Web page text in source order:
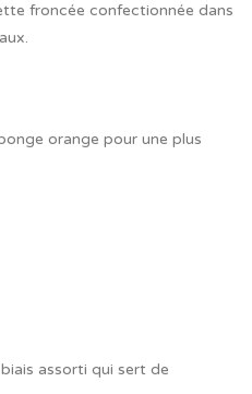
froncée confectionnée dans
orange pour une plus
assorti qui sert de